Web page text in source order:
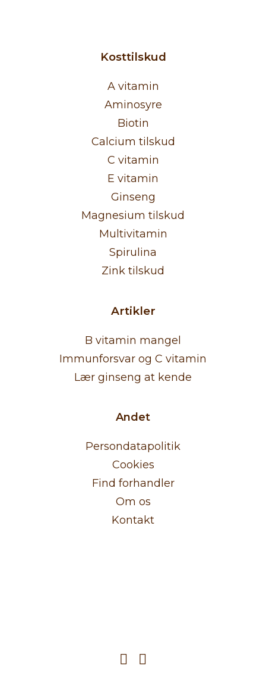
Kosttilskud
A vitamin
Aminosyre
Biotin
Calcium tilskud
C vitamin
E vitamin
Ginseng
Magnesium tilskud
Multivitamin
Spirulina
Zink tilskud
Artikler
B vitamin mangel
Immunforsvar og C vitamin
Lær ginseng at kende
Andet
Persondatapolitik
Cookies
Find forhandler
Om os
Kontakt